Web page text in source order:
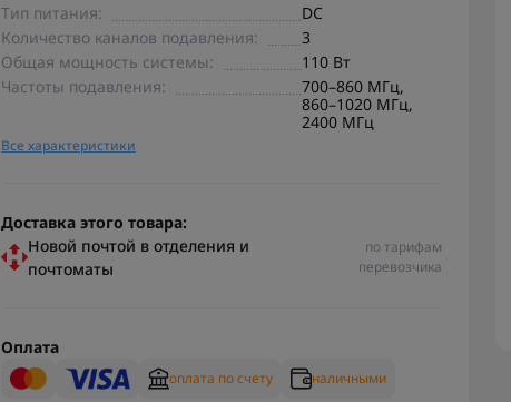
Тип питания:
DC
Количество каналов подавления:
3
Общая мощность системы:
110 Вт
Частоты подавления:
700–860 МГц,
860–1020 МГц,
2400 МГц
Все характеристики
Доставка этого товара:
Новой почтой в отделения и
почтоматы
по тарифам
перевозчика
Оплата
оплата по счету наличными